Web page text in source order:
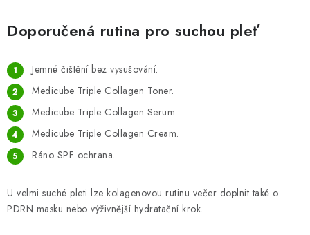
Doporučená rutina pro suchou pleť
Jemné čištění bez vysušování.
Medicube Triple Collagen Toner.
Medicube Triple Collagen Serum.
Medicube Triple Collagen Cream.
Ráno SPF ochrana.
U velmi suché pleti lze kolagenovou rutinu večer doplnit také o
PDRN masku nebo výživnější hydratační krok.